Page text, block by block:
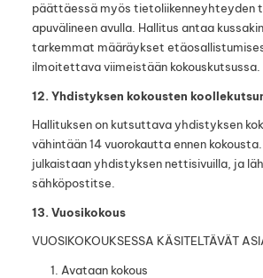
päättäessä myös tietoliikenneyhteyden
apuvälineen avulla. Hallitus antaa
tarkemmat määräykset
ilmoitettava viimeistään kokouskutsussa.
12. Yhdistyksen kokousten
Hallituksen on kutsuttava yhdistyksen
vähintään 14 vuorokautta ennen
julkaistaan yhdistyksen nettisivuilla, ja
sähköpostitse.
13. Vuosikokous
VUOSIKOKOUKSESSA KÄSITELTÄVÄT
Avataan kokous